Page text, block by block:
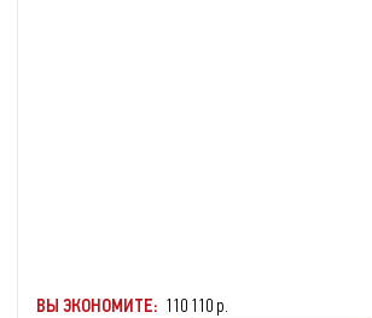
ВЫ ЭКОНОМИТЕ: 110 110 р.